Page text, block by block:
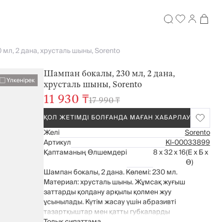
2 дана, хрусталь шыны, Sorento
Үлкенірек
Шампан бокалы, 230 мл, 2 дана,
хрусталь шыны, Sorento
11 930 ₸17 990 ₸
ҚОЛ ЖЕТІМДІ БОЛҒАНДА МАҒАН ХАБАРЛАУ
Желі
Sorento
Артикул
Kl-00033899
Қаптаманың Өлшемдері
8 x 32 x 16(Е x Б x
Ө)
Шампан бокалы, 2 дана. Көлемі: 230 мл.
Материал: хрусталь шыны. Жұмсақ жуғыш
заттарды қолдану арқылы қолмен жуу
ұсынылады. Күтім жасау үшін абразивті
тазартқыштар мен қатты губкаларды